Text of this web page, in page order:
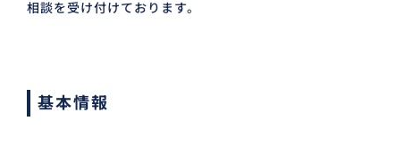
相談を受け付けております。
基本情報